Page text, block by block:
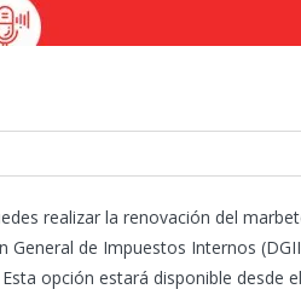
realizar la renovación del
General de Impuestos Internos
opción estará disponible desde